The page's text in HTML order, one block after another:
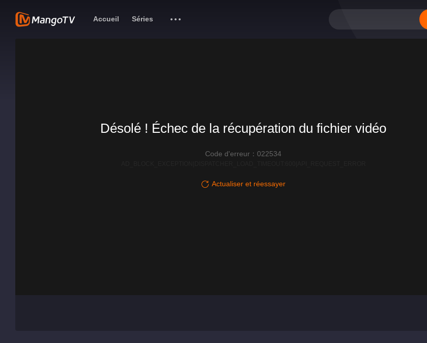
Accueil Séries
Désolé ! Échec de la récupération du fichier vidéo
Code d'erreur：022534
Actualiser et réessayer